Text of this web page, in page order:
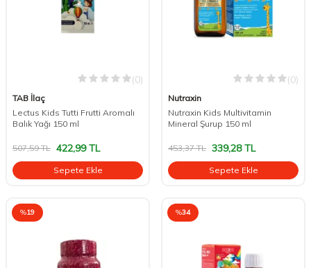
(0)
TAB İlaç
Lectus Kids Tutti Frutti Aromalı
Balık Yağı 150 ml
507,59TL 422,99TL
Sepete Ekle
(0)
Nutraxin
Nutraxin Kids Multivitamin
Mineral Şurup 150 ml
453,37TL 339,28TL
Sepete Ekle
%19 %34